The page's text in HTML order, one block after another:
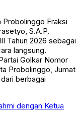
Probolinggo Fraksi
S.A.P.
Tahun 2026 sebagai
langsung.
Golkar Nomor
Probolinggo, Jumat
berbagai